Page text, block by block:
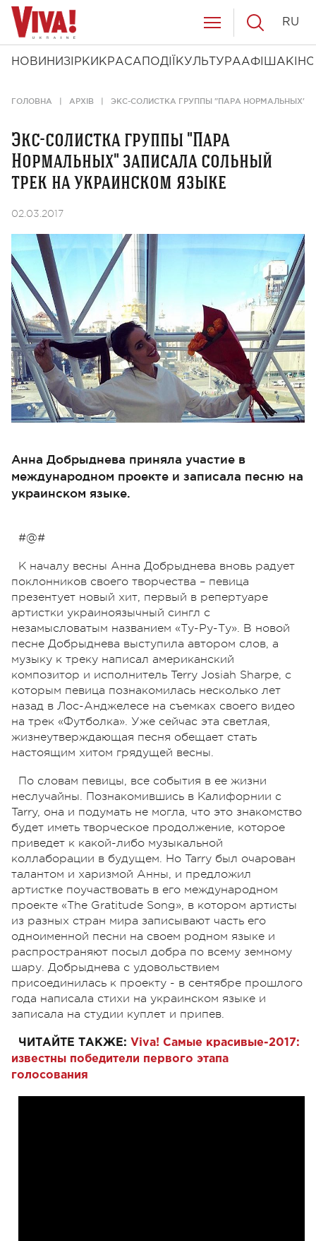
НОВИНИ ЗІРКИ КРАСА ПОДІЇ КУЛЬТУРААФІША КІНО
RU
ГОЛОВНА АРХІВ ЭКС-СОЛИСТКА ГРУППЫ "ПАРА НОРМАЛЬНЫХ"
Экс-солистка группы "Пара
Нормальных" записала сольный
трек на украинском языке
02.03.2017
Анна Добрыднева приняла участие в
международном проекте и записала песню на
украинском языке.
#@#
К началу весны Анна Добрыднева вновь радует
поклонников своего творчества – певица
презентует новый хит, первый в репертуаре
артистки украиноязычный сингл с
незамысловатым названием «Ту-Ру-Ту». В новой
песне Добрыднева выступила автором слов, а
музыку к треку написал американский
композитор и исполнитель Terry Josiah Sharpe, с
которым певица познакомилась несколько лет
назад в Лос-Анджелесе на съемках своего видео
на трек «Футболка». Уже сейчас эта светлая,
жизнеутверждающая песня обещает стать
настоящим хитом грядущей весны.
По словам певицы, все события в ее жизни
неслучайны. Познакомившись в Калифорнии с
Tarry, она и подумать не могла, что это знакомство
будет иметь творческое продолжение, которое
приведет к какой-либо музыкальной
коллаборации в будущем. Но Tarry был очарован
талантом и харизмой Анны, и предложил
артистке поучаствовать в его международном
проекте «The Gratitude Song», в котором артисты
из разных стран мира записывают часть его
одноименной песни на своем родном языке и
распространяют посыл добра по всему земному
шару. Добрыднева с удовольствием
присоединилась к проекту - в сентябре прошлого
года написала стихи на украинском языке и
записала на студии куплет и припев.
ЧИТАЙТЕ ТАКЖЕ: Viva! Самые красивые-2017:
известны победители первого этапа
голосования